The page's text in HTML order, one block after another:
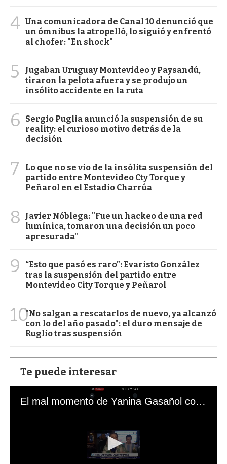
4 Una comunicadora de Canal 10 denunció que
un ómnibus la atropelló, lo siguió y enfrentó
al chofer: "En shock"
5
Jugaban Uruguay Montevideo y Paysandú,
tiraron la pelota afuera y se produjo un
insólito accidente en la ruta
6
Sergio Puglia anunció la suspensión de su
reality: el curioso motivo detrás de la
decisión
7
Lo que no se vio de la insólita suspensión del
partido entre Montevideo Cty Torque y
Peñarol en el Estadio Charrúa
8
Javier Nóblega: "Fue un hackeo de una red
lumínica, tomaron una decisión un poco
apresurada"
9
“Esto que pasó es raro”: Evaristo González
tras la suspensión del partido entre
Montevideo City Torque y Peñarol
10"No salgan a rescatarlos de nuevo, ya alcanzó
con lo del año pasado": el duro mensaje de
Ruglio tras suspensión
Te puede interesar
El mal momento de Yanina Gasañol con un hincha argentino en "Subrayado"